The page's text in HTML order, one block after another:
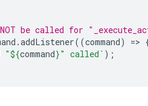
be called for
.addListener((command) =>
"${command}" called` );